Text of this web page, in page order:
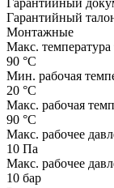
Гарантийный
Монтажные
Макс. температура
90 °С
Мин. рабочая
20 °С
Макс. рабочая
90 °С
Макс. рабочее
10 Па
Макс. рабочее
10 бар